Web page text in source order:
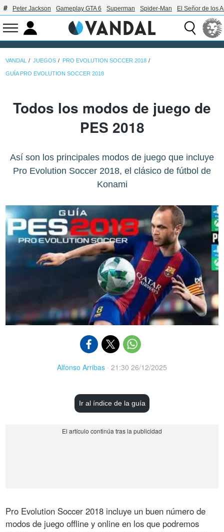
Peter Jackson Gameplay GTA 6 Superman Spider-Man El Señor de los
VANDAL JUEGOS PRO EVOLUTION SOCCER 2018
GUÍA PRO EVOLUTION SOCCER 2018
Todos los modos de juego de
PES 2018
Así son los principales modos de juego que incluye
Pro Evolution Soccer 2018, el clásico de fútbol de
Konami
Alfonso Arribas · 21:30 26/12/2025
Ir al índice de la guía
Pro Evolution Soccer 2018 incluye un buen número de
modos de juego offline y online en los que podremos